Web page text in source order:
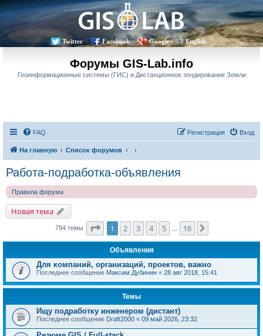
Twitter Facebook Google+ English
Форумы GIS-Lab.info
Геоинформационные системы (ГИС) и Дистанционное зондирование Земли
FAQ Вход
Регистрация
На главную Список форумов
Работа-подработка-объявления
Правила форума
Новая тема
794 темы Страница1 из
1 2 3 4 5 16
Объявления
Для компаний, организаций, проектов, важно
Последнее сообщение Максим Дубинин « 28 авг 2018, 15:41
Темы
Ищу подработку инженером (дистант)
Последнее сообщение Draft2000 « 09 май 2026, 23:32